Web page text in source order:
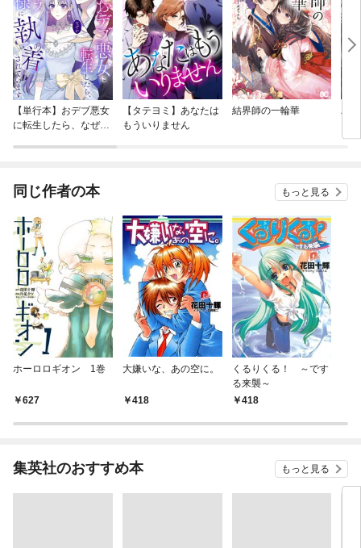
【単行本】おデブ悪女
に転生したら、なぜか
【タテヨミ】あなたは
もういりません
結界師の一輪華
バ
今
同じ作者の本 もっと見る
ホーロロギオン 1巻
627
大嫌いな、あの空に。
418
くるりくる！ ～です
る来襲～
418
集英社のおすすめ本 もっと見る